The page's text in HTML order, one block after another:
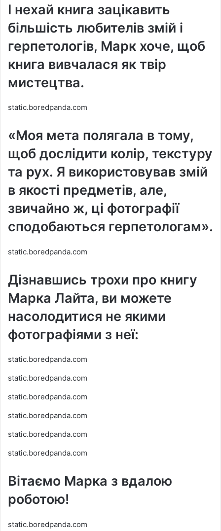
І нехай книга зацікавить
більшість любителів змій і
герпетологів, Марк хоче, щоб
книга вивчалася як твір
мистецтва.
static.boredpanda.com
«Моя мета полягала в тому,
щоб дослідити колір, текстуру
та рух. Я використовував змій
в якості предметів, але,
звичайно ж, ці фотографії
сподобаються герпетологам».
static.boredpanda.com
Дізнавшись трохи про книгу
Марка Лайта, ви можете
насолодитися не якими
фотографіями з неї:
static.boredpanda.com
static.boredpanda.com
static.boredpanda.com
static.boredpanda.com
static.boredpanda.com
static.boredpanda.com
Вітаємо Марка з вдалою
роботою!
static.boredpanda.com